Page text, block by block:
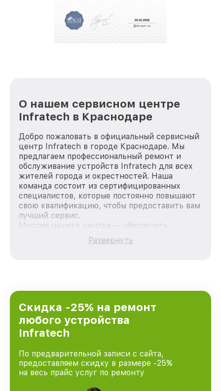
О нашем сервисном центре
Infratech в Краснодаре
Добро пожаловать в официальный сервисный
центр Infratech в городе Краснодаре. Мы
предлагаем профессиональный ремонт и
обслуживание устройств Infratech для всех
жителей города и окрестностей. Наша
команда состоит из сертифицированных
специалистов, которые постоянно повышают
свою квалификацию, чтобы предоставить вам
лучший сервис.
Миссия нашего центра — обеспечить
качественный и доступный ремонт для
каждого пользователя продукции Infratech,
городе Краснодаре, постоянно повышая
уровень доверия и лояльности наших
клиентов.
Развернуть
Скидка -25% на ремонт
любого устройства
Infratech
По предварительной записи с сайта,
предоставляем скидку в размере -25%
на весь прайс услуг по ремонту